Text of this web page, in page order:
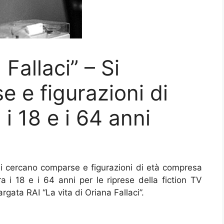
– Si
e figurazioni di
18 e i 64 anni
cercano comparse e figurazioni di età compresa
i 18 e i 64 anni per le riprese della fiction TV
RAI “La vita di Oriana Fallaci”.